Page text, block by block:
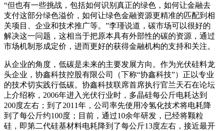
“但也有一些挑战，包括如何识别真正的绿色，如何让金融去
支付这部分绿色溢价，如何让绿色金融资源更精准的匹配到相
关项目、企业和技术推广等。”李瑾说道，碳市场可以很好的
解决这一问题，这相当于把原本具有外部性的碳的资源，通过
市场机制形成定价，进而更好的获得金融机构的支持和关注。
从企业的角度，低碳是未来的主要发展方向。作为光伏硅料龙
头企业，协鑫科技控股有限公司（下称“协鑫科技”）正以专业
的技术切实践行低碳。协鑫科技联席首席执行官兰天石在论坛
上介绍称，2006年进入光伏行业时，多晶硅每公斤电耗达到
200度左右；到了2011年，公司率先使用冷氢化技术将电耗降
到了每公斤约100度；目前，通过10余年研发，已经将颗粒
硅，即第二代硅基材料电耗降到了每公斤13度左右，接近最开